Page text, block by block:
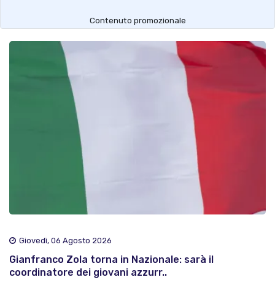
Contenuto promozionale
Giovedì, 06 Agosto 2026
Gianfranco Zola torna in Nazionale: sarà il
coordinatore dei giovani azzurr..